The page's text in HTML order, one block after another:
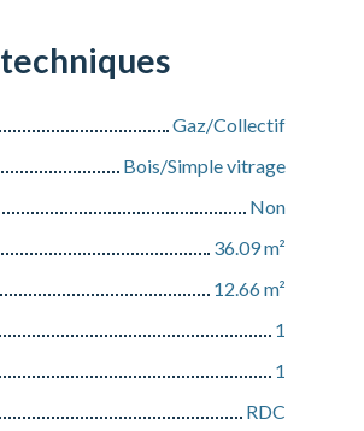
techniques
Gaz/Collectif
Bois/Simple vitrage
Non
36.09m²
12.66m²
1
1
RDC